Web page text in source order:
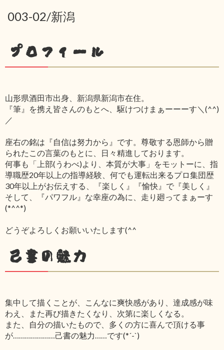
003-02/新潟
プロフィール
山形県酒田市出身、新潟県新潟市在住。
『筆』を携え皆さんのもとへ、駆けつけまぁーーーす＼(^^)
／
座右の銘は『自信は努力から』です。尊敬する恩師から贈
られたこの言葉のもとに、日々精進しております。
何事も「上部(うわべ)より、本質が大事」をモットーに、指
導職歴20年以上の指導経験、何でも運転出来るプロ集団歴
30年以上がお伝えする、『楽しく』『愉快』で『美しく』
そして、『パワフル』な幸座の為に、走り廻ってまぁーす
(*^^*)
どうぞよろしくお願いいたします(^^ゞ
己書の魅力
集中して描くことが、こんなに爽快感があり、達成感が味
わえ、また再び描きたくなり、次第に楽しくなる。
また、自分の描いたもので、多くの方に喜んで頂ける事
が…………………己書の魅力……です(*´-`)